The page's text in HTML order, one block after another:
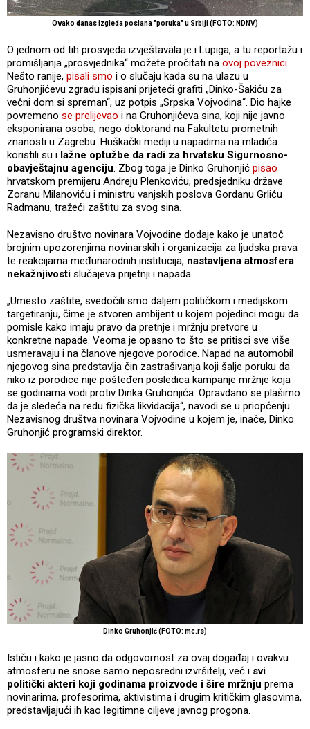
Ovako danas izgleda poslana "poruka" u Srbiji (FOTO: NDNV)
O jednom od tih prosvjeda izvještavala je i Lupiga, a tu reportažu i
promišljanja „prosvjednika“ možete pročitati na ovoj poveznici.
Nešto ranije, pisali smo i o slučaju kada su na ulazu u
Gruhonjićevu zgradu ispisani prijeteći grafiti „Dinko-Šakiću za
večni dom si spreman“, uz potpis „Srpska Vojvodina“. Dio hajke
povremeno se prelijevao i na Gruhonjićeva sina, koji nije javno
eksponirana osoba, nego doktorand na Fakultetu prometnih
znanosti u Zagrebu. Huškački mediji u napadima na mladića
koristili su i lažne optužbe da radi za hrvatsku Sigurnosno-
obavještajnu agenciju. Zbog toga je Dinko Gruhonjić pisao
hrvatskom premijeru Andreju Plenkoviću, predsjedniku države
Zoranu Milanoviću i ministru vanjskih poslova Gordanu Grliću
Radmanu, tražeći zaštitu za svog sina.
Nezavisno društvo novinara Vojvodine dodaje kako je unatoč
brojnim upozorenjima novinarskih i organizacija za ljudska prava
te reakcijama međunarodnih institucija, nastavljena atmosfera
nekažnjivosti slučajeva prijetnji i napada.
„Umesto zaštite, svedočili smo daljem političkom i medijskom
targetiranju, čime je stvoren ambijent u kojem pojedinci mogu da
pomisle kako imaju pravo da pretnje i mržnju pretvore u
konkretne napade. Veoma je opasno to što se pritisci sve više
usmeravaju i na članove njegove porodice. Napad na automobil
njegovog sina predstavlja čin zastrašivanja koji šalje poruku da
niko iz porodice nije pošteđen posledica kampanje mržnje koja
se godinama vodi protiv Dinka Gruhonjića. Opravdano se plašimo
da je sledeća na redu fizička likvidacija“, navodi se u priopćenju
Nezavisnog društva novinara Vojvodine u kojem je, inače, Dinko
Gruhonjić programski direktor.
Dinko Gruhonjić (FOTO: mc.rs)
Ističu i kako je jasno da odgovornost za ovaj događaj i ovakvu
atmosferu ne snose samo neposredni izvršitelji, već i svi
politički akteri koji godinama proizvode i šire mržnju prema
novinarima, profesorima, aktivistima i drugim kritičkim glasovima,
predstavljajući ih kao legitimne ciljeve javnog progona.